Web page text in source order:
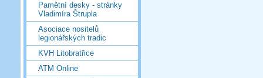
Pamětní desky - stránky
Vladimíra Štrupla
Asociace nositelů
legionářských tradic
KVH Litobratřice
ATM Online